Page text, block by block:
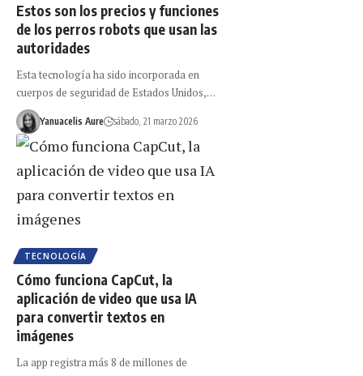
Estos son los precios y funciones
de los perros robots que usan las
autoridades
Esta tecnología ha sido incorporada en
cuerpos de seguridad de Estados Unidos,…
Yanuacelis Aure sábado, 21 marzo 2026
TECNOLOGÍA
Cómo funciona CapCut, la
aplicación de video que usa IA
para convertir textos en
imágenes
La app registra más 8 de millones de